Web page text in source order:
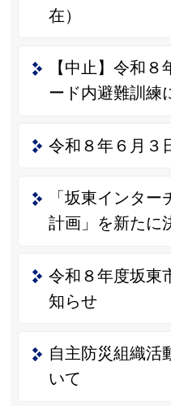
在）
【中止】令和
ード内避難訓練
令和８年６月３
「坂東インタ
計画」を新たに
令和８年度坂東
知らせ
自主防災組織活
いて